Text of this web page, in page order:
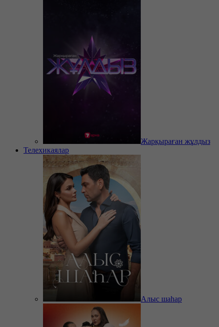
Жарқыраған жұлдыз
Телехикаялар
Алыс шаһар